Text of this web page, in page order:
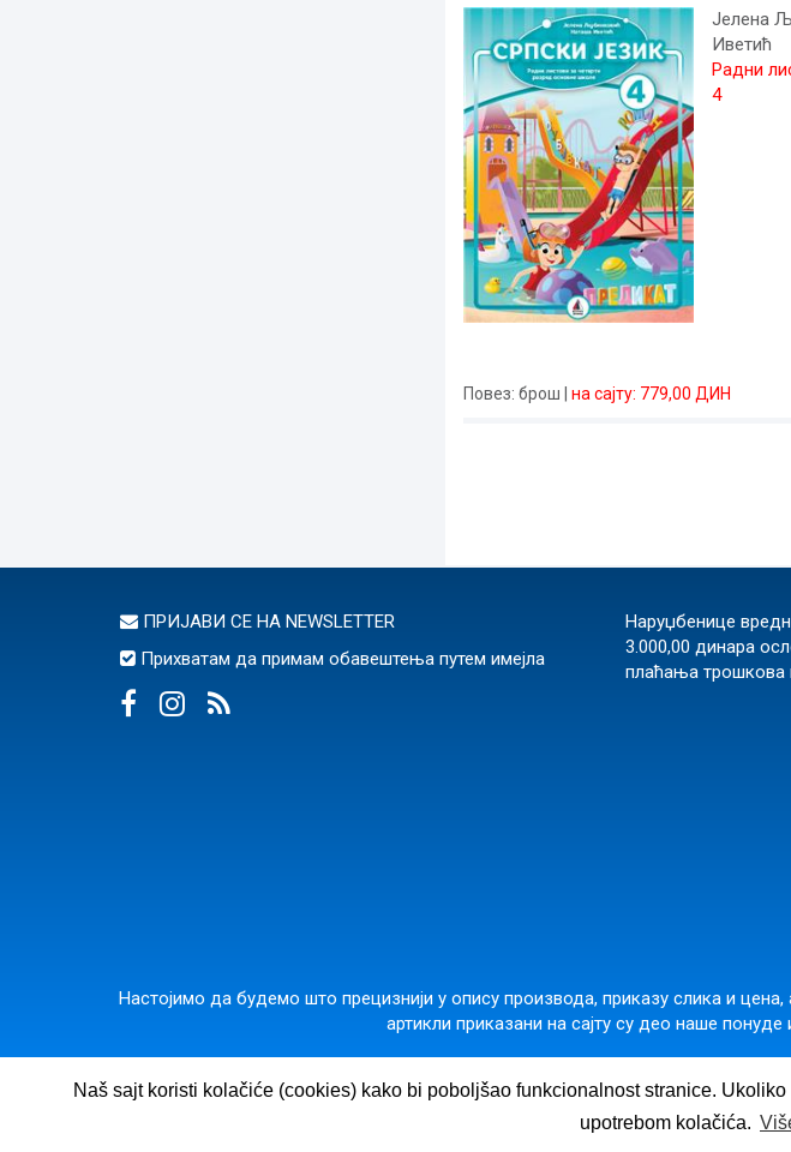
Naš sajt koristi kolačiće (cookies) kako bi poboljšao funkcionalnost stranice.
upotrebom kolačića.
Јелена
Иветић
Радни
4
Повез: брош на сајту: 779,00 ДИН
ПРИЈАВИ СЕ НА NEWSLETTER
Прихватам да примам обавештења путем имејла
Наруџбенице
3.000,00 динара
плаћања трошкова
Настојимо да будемо што прецизнији у опису производа, приказу слика и
артикли приказани на сајту су део наше
©2026Вулкан